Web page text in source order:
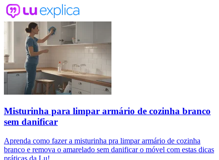
Misturinha para limpar armário de cozinha branco
sem danificar
Aprenda como fazer a misturinha pra limpar armário de cozinha
branco e remova o amarelado sem danificar o móvel com estas dicas
práticas da Lu!